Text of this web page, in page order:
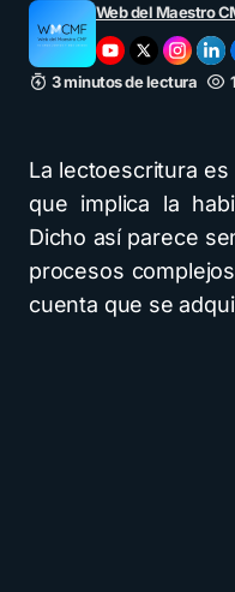
Web del Maestro
3 minutos de lectura
La lectoescritura es
que implica la
Dicho así parece
procesos
cuenta que se